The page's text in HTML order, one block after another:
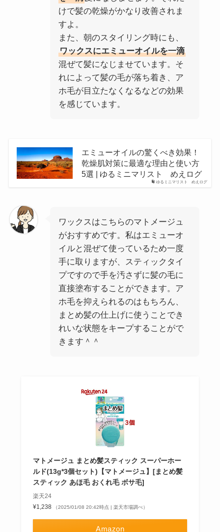
けで髪の乾燥がかなり改善されま
すよ。
また、朝のスタイリング時にも、
ワックスにエミューオイルを一滴
混ぜて髪になじませています。そ
れによって髪の毛が落ち着き、ア
ホ毛が目立たなくなるなどの効果
を感じています。
ゆるミニマリスト めえログ
エミューオイルの驚くべき効果！
乾燥肌対策に最適な理由と使い方
5選 | ゆるミニマリスト めえログ
ワックスはこちらのマトメージュ
がおすすめです。私はエミューオ
イルと混ぜて使っているため一度
手に取りますが、スティックタイ
プですので手を汚さずに髪の毛に
直接塗布することができます。ア
ホ毛を抑えられるのはもちろん、
まとめ髪の仕上げに使うことでき
れいな状態をキープすることがで
きます＾＾
マトメージュ まとめ髪スティック スーパーホー
ルド(13g*3個セット)【マトメージュ】[まとめ髪
スティック あほ毛 おくれ毛 ボサ毛]
楽天24
¥1,238
（2025/01/08 20:42時点 | 楽天市場調べ）
Amazon